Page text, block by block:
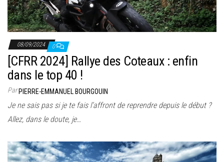
08/09/2024 0
[CFRR 2024] Rallye des Coteaux : enfin
dans le top 40 !
ParPIERRE-EMMANUEL BOURGOUIN
Je ne sais pas si je te fais l’affront de reprendre depuis le début ?
Allez, dans le doute, je…